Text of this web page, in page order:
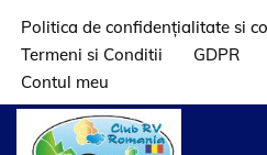
Politica de confidențialitate si
Termeni si Conditii
GDPR
Contul meu